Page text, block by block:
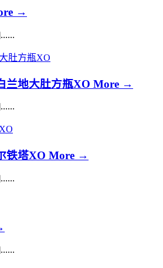
→
兰地大肚方瓶XO More →
铁塔XO More →